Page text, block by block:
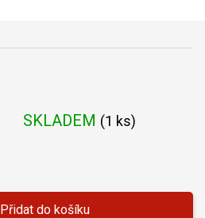
SKLADEM (1 ks)
Přidat do košíku